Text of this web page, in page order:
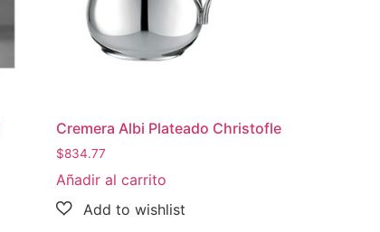
Cremera Albi Plateado Christofle
$834.77
Añadir al carrito